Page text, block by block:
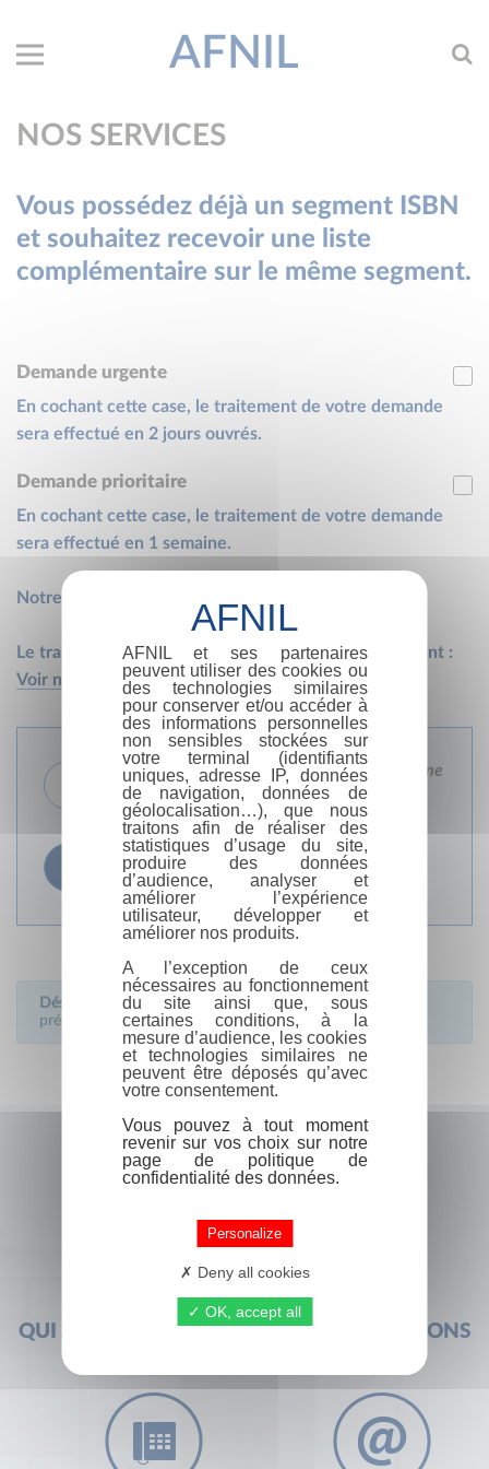
AFNIL
NOS SERVICES
Vous possédez déjà un segment ISBN
et souhaitez recevoir une liste
complémentaire sur le même segment.
Demande urgente
En cochant cette case, le traitement de votre demande
sera effectué en 2 jours ouvrés.
Demande prioritaire
En cochant cette case, le traitement de votre demande
sera effectué en 1 semaine.
Notre délai de traitement normal est de 3 semaines.
Le traitement en urgence de cette demande est payant :
Voir notre tarification.
Identification et coordonnées de l’organisme
demandeur
Récapitulatif et paiement
Désolé!
S'il vous plaît remplir le formulaire de la page
précédente
QUI SOMMES-NOUS ?FOIRE AUX QUESTIONS
AFNIL et ses partenaires
peuvent utiliser des cookies ou
des technologies similaires
pour conserver et/ou accéder à
des informations personnelles
non sensibles stockées sur
votre terminal (identifiants
uniques, adresse IP, données
de navigation, données de
géolocalisation…), que nous
traitons afin de réaliser des
statistiques d’usage du site,
produire des données
d’audience, analyser et
améliorer l’expérience
utilisateur, développer et
améliorer nos produits.
A l’exception de ceux
nécessaires au fonctionnement
du site ainsi que, sous
certaines conditions, à la
mesure d’audience, les cookies
et technologies similaires ne
peuvent être déposés qu’avec
votre consentement.
Vous pouvez à tout moment
revenir sur vos choix sur notre
page de politique de
confidentialité des données.
Personalize
Deny all cookies
OK, accept all